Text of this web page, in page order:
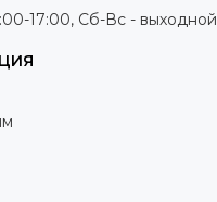
17:00, Сб-Вс - выходной